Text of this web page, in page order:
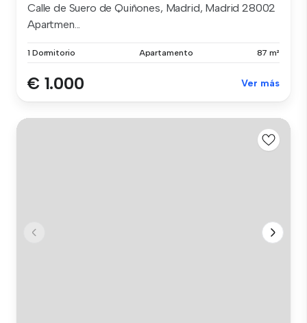
Calle de Suero de Quiñones, Madrid, Madrid 28002
Apartmen...
1 Dormitorio Apartamento 87 m²
€ 1.000 Ver más